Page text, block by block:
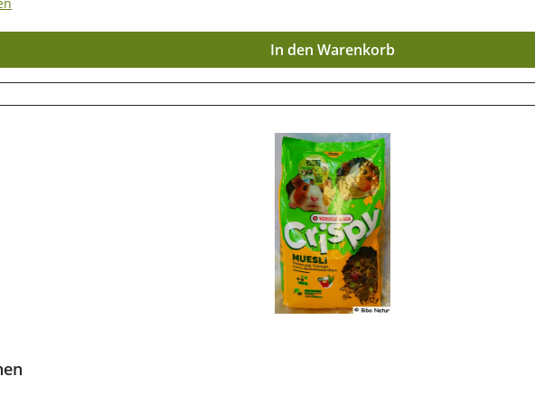
auch nach dem Kauf noch lange haltbar bleiben, ist eine trockene und
werden, damit die wertvollen Inhaltsstoffe lange erhalten bleiben.
In den Warenkorb